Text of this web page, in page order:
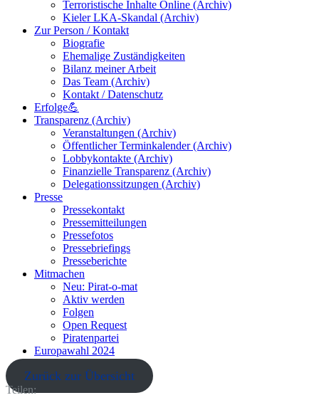
Terroristische Inhalte Online (Archiv)
Kieler LKA-Skandal (Archiv)
Zur Person / Kontakt
Biografie
Ehemalige Zuständigkeiten
Bilanz meiner Arbeit
Das Team (Archiv)
Kontakt / Datenschutz
Erfolge💪
Transparenz (Archiv)
Veranstaltungen (Archiv)
Öffentlicher Terminkalender (Archiv)
Lobbykontakte (Archiv)
Finanzielle Transparenz (Archiv)
Delegationssitzungen (Archiv)
Presse
Pressekontakt
Pressemitteilungen
Pressefotos
Pressebriefings
Presseberichte
Mitmachen
Neu: Pirat-o-mat
Aktiv werden
Folgen
Open Request
Piratenpartei
Europawahl 2024
Zurück zur Übersicht
Teilen: